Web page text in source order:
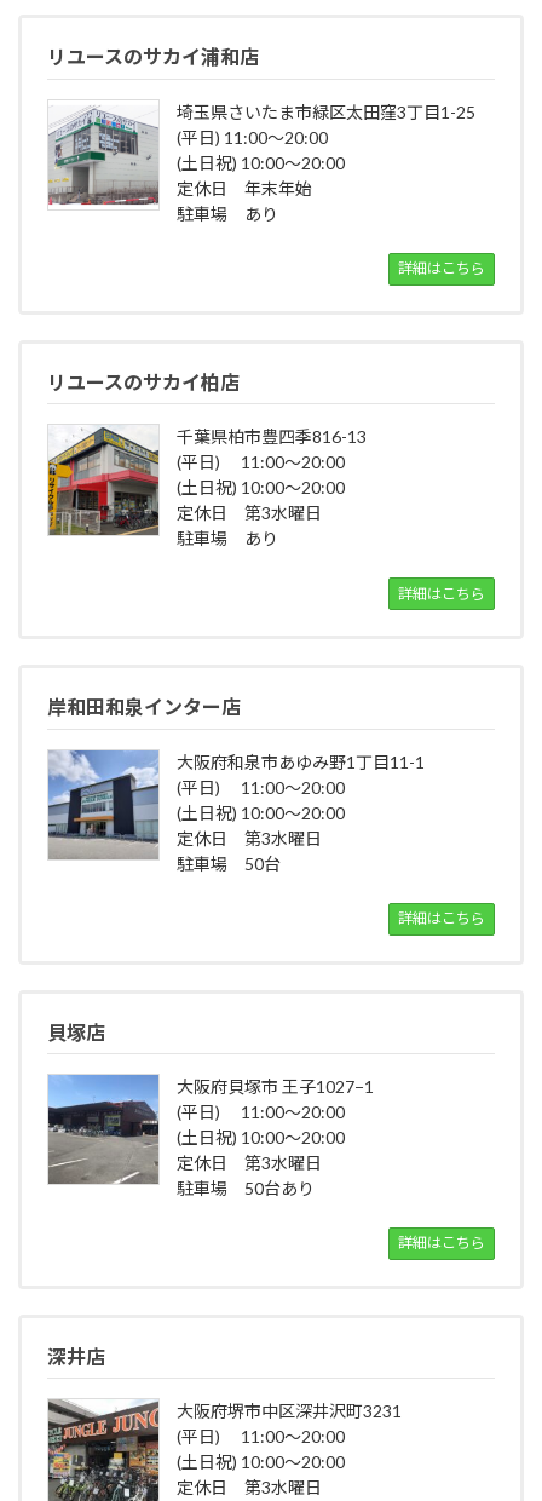
リユースのサカイ浦和店
埼玉県さいたま市緑区太田窪3丁目1-25
(平日) 11:00～20:00
(土日祝) 10:00～20:00
定休日 年末年始
駐車場 あり
詳細はこちら
リユースのサカイ柏店
千葉県柏市豊四季816-13
(平日) 11:00～20:00
(土日祝) 10:00～20:00
定休日 第3水曜日
駐車場 あり
詳細はこちら
岸和田和泉インター店
大阪府和泉市あゆみ野1丁目11-1
(平日) 11:00～20:00
(土日祝) 10:00～20:00
定休日 第3水曜日
駐車場 50台
詳細はこちら
貝塚店
大阪府貝塚市 王子1027−1
(平日) 11:00～20:00
(土日祝) 10:00～20:00
定休日 第3水曜日
駐車場 50台あり
詳細はこちら
深井店
大阪府堺市中区深井沢町3231
(平日) 11:00～20:00
(土日祝) 10:00～20:00
定休日 第3水曜日